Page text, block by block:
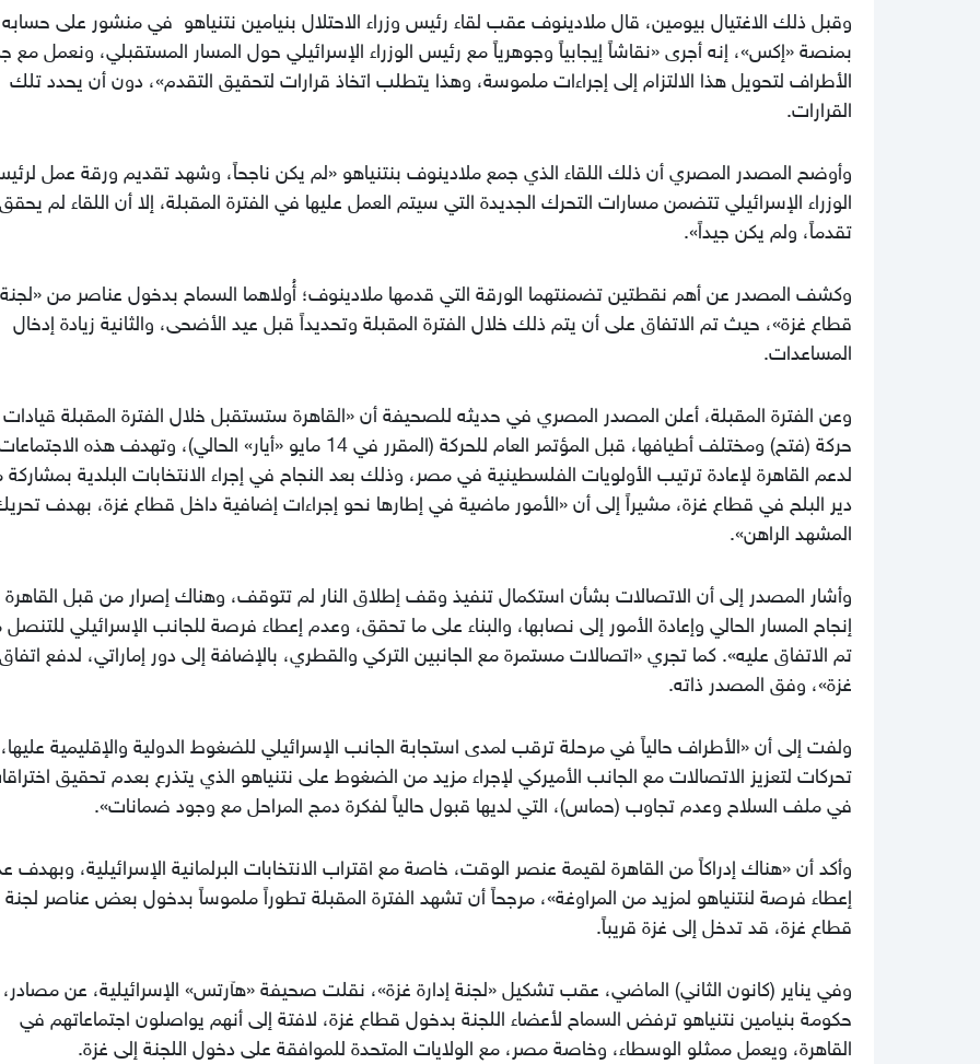
وقبل ذلك الاغتيال بيومين، قال ملادينوف عقب لقاء رئيس وزراء الاحتلال بنيامين نتنياهو في منشور على حسابه
بمنصة «إكس»، إنه أجرى «نقاشاً إيجابياً وجوهرياً مع رئيس الوزراء الإسرائيلي حول المسار المستقبلي، ونعمل مع
الأطراف لتحويل هذا الالتزام إلى إجراءات ملموسة، وهذا يتطلب اتخاذ قرارات لتحقيق التقدم»، دون أن يحدد تلك
القرارات.
وأوضح المصدر المصري أن ذلك اللقاء الذي جمع ملادينوف بنتنياهو «لم يكن ناجحاً، وشهد تقديم ورقة عمل
الوزراء الإسرائيلي تتضمن مسارات التحرك الجديدة التي سيتم العمل عليها في الفترة المقبلة، إلا أن اللقاء لم يحقق
تقدماً، ولم يكن جيداً».
وكشف المصدر عن أهم نقطتين تضمنتهما الورقة التي قدمها ملادينوف؛ أُولاهما السماح بدخول عناصر من «لجنة
قطاع غزة»، حيث تم الاتفاق على أن يتم ذلك خلال الفترة المقبلة وتحديداً قبل عيد الأضحى، والثانية زيادة إدخال
المساعدات.
وعن الفترة المقبلة، أعلن المصدر المصري في حديثه للصحيفة أن «القاهرة ستستقبل خلال الفترة المقبلة
حركة (فتح) ومختلف أطيافها، قبل المؤتمر العام للحركة (المقرر في 14 مايو «أيار» الحالي)، وتهدف هذه
لدعم القاهرة لإعادة ترتيب الأولويات الفلسطينية في مصر، وذلك بعد النجاح في إجراء الانتخابات البلدية
دير البلح في قطاع غزة، مشيراً إلى أن «الأمور ماضية في إطارها نحو إجراءات إضافية داخل قطاع غزة، بهدف
المشهد الراهن».
وأشار المصدر إلى أن الاتصالات بشأن استكمال تنفيذ وقف إطلاق النار لم تتوقف، وهناك إصرار من قبل
إنجاح المسار الحالي وإعادة الأمور إلى نصابها، والبناء على ما تحقق، وعدم إعطاء فرصة للجانب الإسرائيلي للتنصل
تم الاتفاق عليه». كما تجري «اتصالات مستمرة مع الجانبين التركي والقطري، بالإضافة إلى دور إماراتي، لدفع اتفاق
غزة»، وفق المصدر ذاته.
ولفت إلى أن «الأطراف حالياً في مرحلة ترقب لمدى استجابة الجانب الإسرائيلي للضغوط الدولية والإقليمية
تحركات لتعزيز الاتصالات مع الجانب الأميركي لإجراء مزيد من الضغوط على نتنياهو الذي يتذرع بعدم تحقيق
في ملف السلاح وعدم تجاوب (حماس)، التي لديها قبول حالياً لفكرة دمج المراحل مع وجود ضمانات».
وأكد أن «هناك إدراكاً من القاهرة لقيمة عنصر الوقت، خاصة مع اقتراب الانتخابات البرلمانية الإسرائيلية، وبهدف
إعطاء فرصة لنتنياهو لمزيد من المراوغة»، مرجحاً أن تشهد الفترة المقبلة تطوراً ملموساً بدخول بعض عناصر لجنة
قطاع غزة، قد تدخل إلى غزة قريباً.
وفي يناير (كانون الثاني) الماضي، عقب تشكيل «لجنة إدارة غزة»، نقلت صحيفة «هآرتس» الإسرائيلية، عن
حكومة بنيامين نتنياهو ترفض السماح لأعضاء اللجنة بدخول قطاع غزة، لافتة إلى أنهم يواصلون اجتماعاتهم في
القاهرة، ويعمل ممثلو الوسطاء، وخاصة مصر، مع الولايات المتحدة للموافقة على دخول اللجنة إلى غزة.